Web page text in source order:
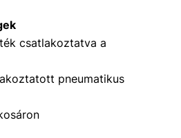
csatlakoztatva a
pneumatikus